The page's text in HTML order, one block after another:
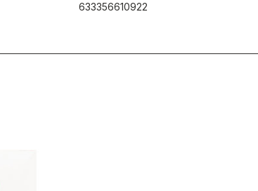
633356610922